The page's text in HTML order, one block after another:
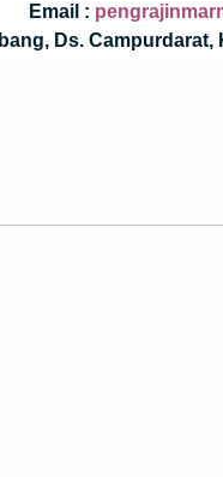
Email :
Ds.